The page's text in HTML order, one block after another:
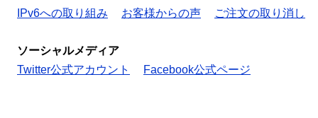
IPv6への取り組み
お客様からの声 ご注文の取り消し
ソーシャルメディア
Twitter公式アカウント
Facebook公式ページ